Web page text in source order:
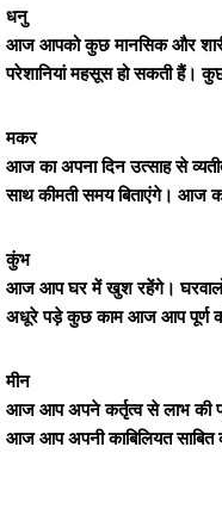
धनु
आज आपको कुछ मानसिक और
परेशानियां महसूस हो सकती हैं।
मकर
आज का अपना दिन उत्साह से
साथ कीमती समय बिताएंगे। आज
कुंभ
आज आप घर में खुश रहेंगे।
अधूरे पड़े कुछ काम आज आप पूर्ण
मीन
आज आप अपने कर्तृत्व से लाभ की
आज आप अपनी काबिलियत